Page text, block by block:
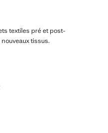
textiles pré et post-
tissus.